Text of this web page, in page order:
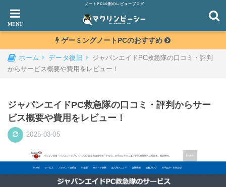
ノートPC10割のレビューブログ
ゲーミングノートPCのおすすめ
ホーム データ復旧
ジャパンエイドPC救急隊の口コミ・評判
からサービス概要や費用をレビュー！
ジャパンエイドPC救急隊の口コミ・評判からサー
ビス概要や費用をレビュー！
2025-03-05